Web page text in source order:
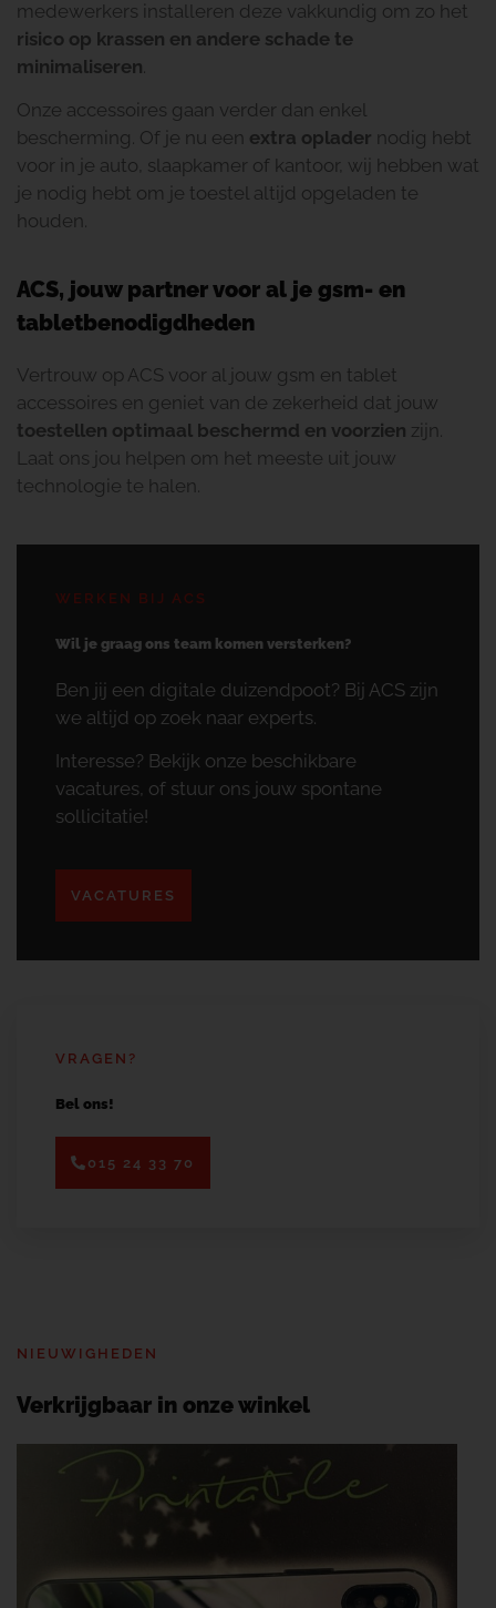
medewerkers installeren deze vakkundig om zo het
risico op krassen en andere schade te
minimaliseren
Onze accessoires gaan verder dan enkel
bescherming. Of je nu een extra oplader nodig hebt
voor in je auto, slaapkamer of kantoor, wij hebben wat
je nodig hebt om je toestel altijd opgeladen te
houden.
ACS, jouw partner voor al je gsm- en
tabletbenodigdheden
Vertrouw op ACS voor al jouw gsm en tablet
accessoires en geniet van de zekerheid dat jouw
toestellen optimaal beschermd en voorzien zijn.
Laat ons jou helpen om het meeste uit jouw
technologie te halen.
WERKEN BIJ ACS
Wil je graag ons team komen versterken?
Ben jij een digitale duizendpoot? Bij ACS zijn
we altijd op zoek naar experts.
Interesse? Bekijk onze beschikbare
vacatures, of stuur ons jouw spontane
sollicitatie!
VACATURES
VRAGEN?
Bel ons!
015 24 33 70
NIEUWIGHEDEN
Verkrijgbaar in onze winkel